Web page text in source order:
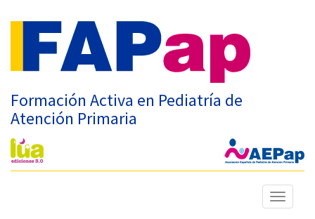
Formación Activa en Pediatría de
Atención Primaria
Mostrar
menú